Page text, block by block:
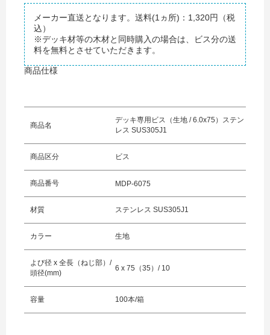
お買い物を続ける
カートへ進む
メーカー直送となります。送料(1ヵ所)：1,320円（税
込）
※デッキ材等の木材と同時購入の場合は、ビス分の送
料を無料とさせていただきます。
商品仕様
商品名
デッキ専用ビス（生地 / 6.0x75）ステン
レス SUS305J1
商品区分 ビス
商品番号 MDP-6075
材質 ステンレス SUS305J1
カラー 生地
よび径 x 全長（ねじ部）/
頭径(mm)
6 x 75（35）/ 10
容量 100本/箱